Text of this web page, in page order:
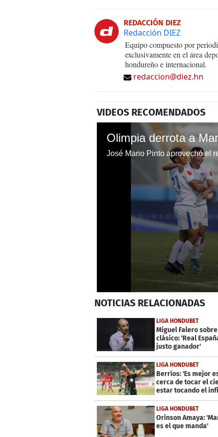
REDACCIÓN DIEZ
Redacción DIEZ
Equipo compuesto por
exclusivamente en el área
hondureño e internacional.
redaccion@diez.hn
VIDEOS RECOMENDADOS
seconds
26
secondsVolume
NOTICIAS RELACIONADAS
LIGA HONDUBET
Miguel Falero
clásico: 'Real
justo ganador'
LIGA HONDUBET
Berríos: 'Es mejor
cerca de tocar el
estar tocando el
LIGA HONDUBET
Orinson Amaya:
es el que manda'